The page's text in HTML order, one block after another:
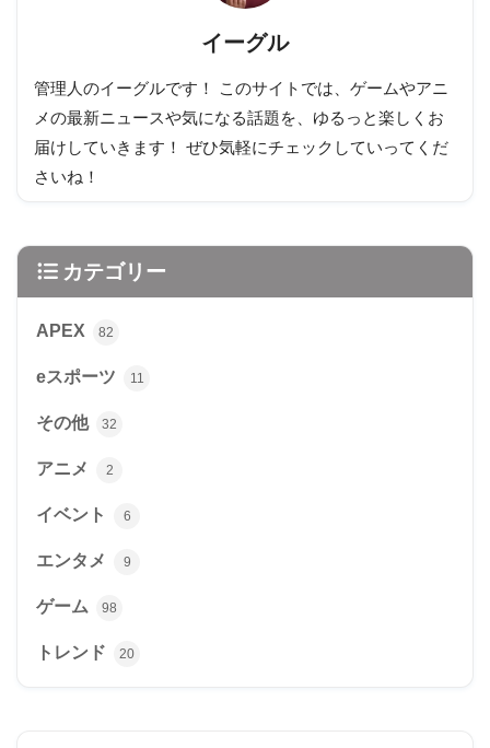
イーグル
管理人のイーグルです！ このサイトでは、ゲームやアニ
メの最新ニュースや気になる話題を、ゆるっと楽しくお
届けしていきます！ ぜひ気軽にチェックしていってくだ
さいね！
カテゴリー
APEX 82
eスポーツ 11
その他 32
アニメ 2
イベント 6
エンタメ 9
ゲーム 98
トレンド 20